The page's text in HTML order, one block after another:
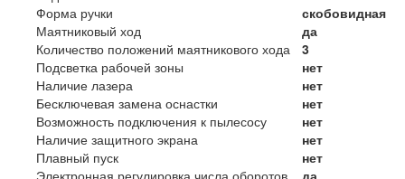
Форма ручки
скобовидная
Маятниковый ход
да
Количество положений маятникового хода
3
Подсветка рабочей зоны
нет
Наличие лазера
нет
Бесключевая замена оснастки
нет
Возможность подключения к пылесосу
нет
Наличие защитного экрана
нет
Плавный пуск
нет